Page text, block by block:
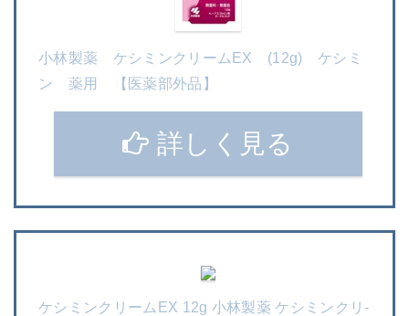
小林製薬 ケシミンクリームEX (12g) ケシミ
ン 薬用 【医薬部外品】
詳しく見る
ケシミンクリームEX 12g 小林製薬 ケシミンクリ-